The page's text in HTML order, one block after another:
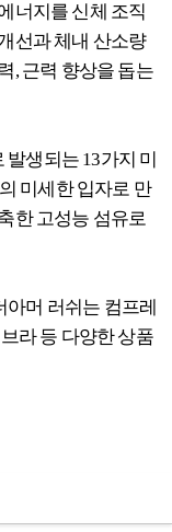
너지를 신체 조직
선과 체내 산소량
, 근력 향상을 돕는
생되는 13가지 미
미세한 입자로 만
한 고성능 섬유로
머 러쉬는 컴프레
라 등 다양한 상품